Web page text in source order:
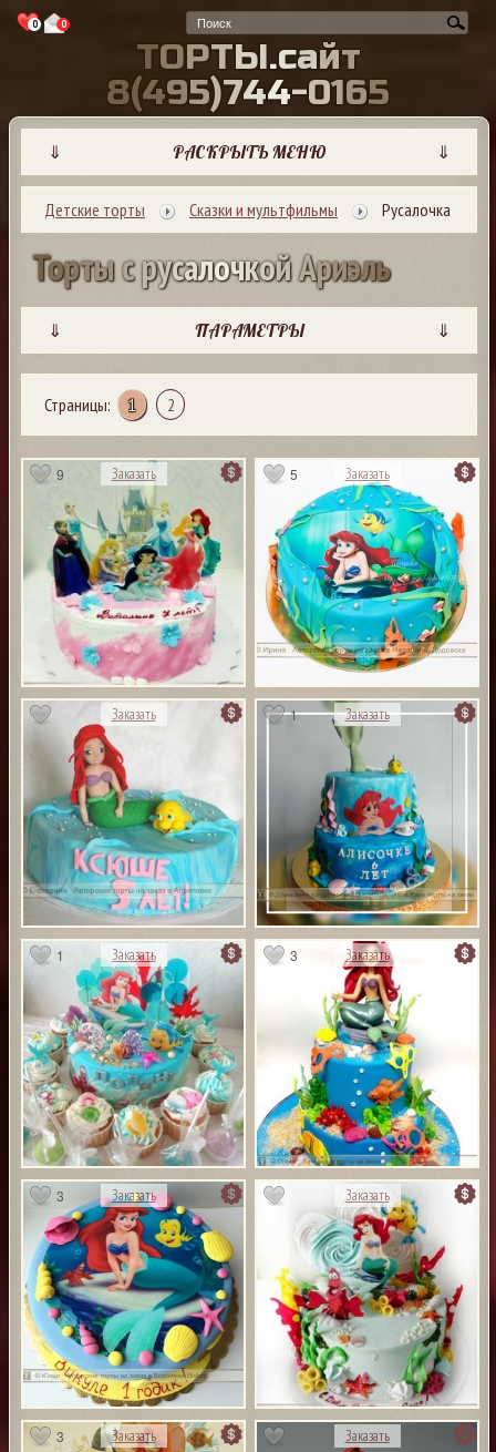
0 0
ТОРТЫ.сайт
8(495)744-0165
⇓ РАСКРЫТЬ МЕНЮ ⇓
Детские торты Сказки и мультфильмы Русалочка
ТортысрусалочкойАриэль
⇓ ПАРАМЕТРЫ ⇓
Страницы: 1 2
9 Заказать 5 Заказать
Заказать 1 Заказать
1 Заказать 3 Заказать
3 Заказать Заказать
3 Заказать Заказать